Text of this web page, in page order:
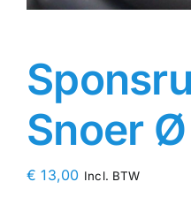
Snoer
€ 13,00 Incl. BTW